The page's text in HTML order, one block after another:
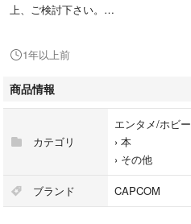
上、ご検討下さい。
送）を予定しております。
#本
#BOOK
#CAPCOM
1年以上前
商品情報
カテゴリ
エンタメ/ホビー
› 本
› その他
ブランド CAPCOM